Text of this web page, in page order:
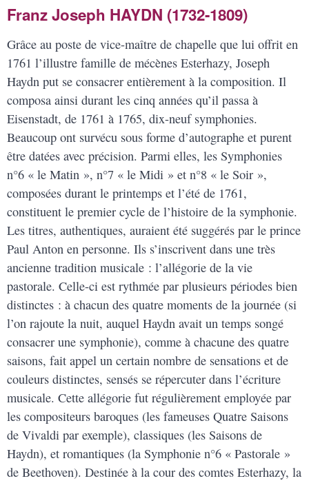
Franz Joseph HAYDN (1732-1809)
Grâce au poste de vice-maître de chapelle que lui offrit en
1761 l’illustre famille de mécènes Esterhazy, Joseph
Haydn put se consacrer entièrement à la composition. Il
composa ainsi durant les cinq années qu’il passa à
Eisenstadt, de 1761 à 1765, dix-neuf symphonies.
Beaucoup ont survécu sous forme d’autographe et purent
être datées avec précision. Parmi elles, les Symphonies
n°6 « le Matin », n°7 « le Midi » et n°8 « le Soir »,
composées durant le printemps et l’été de 1761,
constituent le premier cycle de l’histoire de la symphonie.
Les titres, authentiques, auraient été suggérés par le prince
Paul Anton en personne. Ils s’inscrivent dans une très
ancienne tradition musicale : l’allégorie de la vie
pastorale. Celle-ci est rythmée par plusieurs périodes bien
distinctes : à chacun des quatre moments de la journée (si
l’on rajoute la nuit, auquel Haydn avait un temps songé
consacrer une symphonie), comme à chacune des quatre
saisons, fait appel un certain nombre de sensations et de
couleurs distinctes, sensés se répercuter dans l’écriture
musicale. Cette allégorie fut régulièrement employée par
les compositeurs baroques (les fameuses Quatre Saisons
de Vivaldi par exemple), classiques (les Saisons de
Haydn), et romantiques (la Symphonie n°6 « Pastorale »
de Beethoven). Destinée à la cour des comtes Esterhazy, la